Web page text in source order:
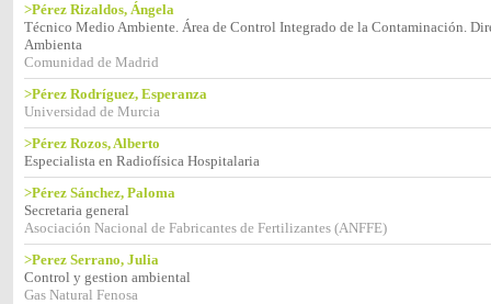
>Pérez Rizaldos, Ángela
Técnico Medio Ambiente. Área de Control Integrado de la Contaminación.
Ambienta
Comunidad de Madrid
>Pérez Rodríguez, Esperanza
Universidad de Murcia
>Pérez Rozos, Alberto
Especialista en Radiofísica Hospitalaria
>Pérez Sánchez, Paloma
Secretaria general
Asociación Nacional de Fabricantes de Fertilizantes (ANFFE)
>Perez Serrano, Julia
Control y gestion ambiental
Gas Natural Fenosa